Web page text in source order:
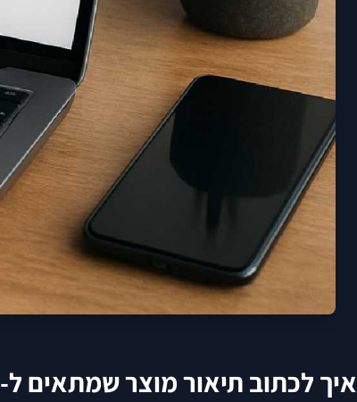
איך לכתוב תיאור מוצר שמתאים ל-SEO בתוך תהליך של בניית אתר מסחר אלקטרוני